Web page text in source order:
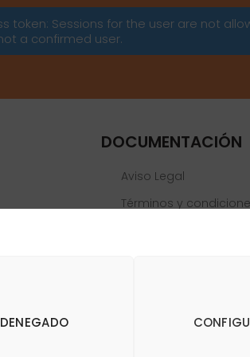
DENEGADO
token: Sessions for the user are not
a confirmed user.
DOCUMENTACIÓN
Aviso Legal
Términos y